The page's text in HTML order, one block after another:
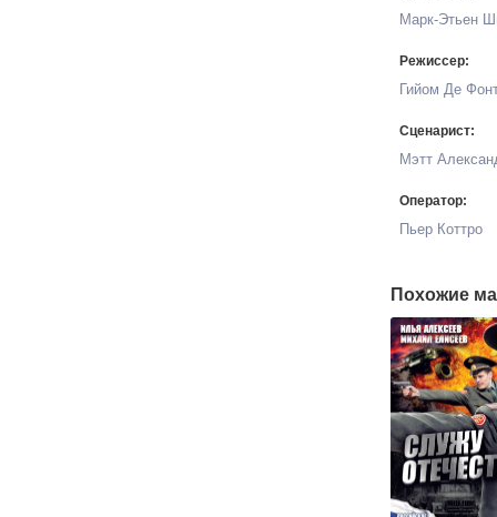
Марк-Этьен
Режиссер:
Гийом Де
Сценарист:
Мэтт
Оператор:
Пьер Коттро
Похожие